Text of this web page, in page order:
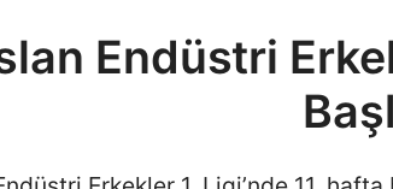
Endüstri